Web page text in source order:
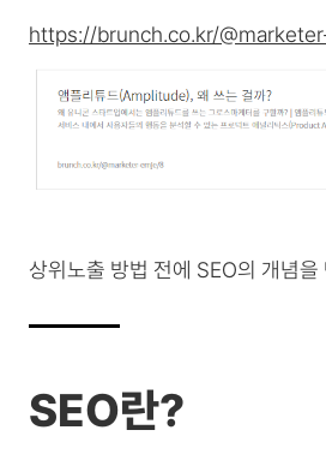
https://brunch.co.kr/
상위노출 방법 전에 SEO의 개념을
SEO란?